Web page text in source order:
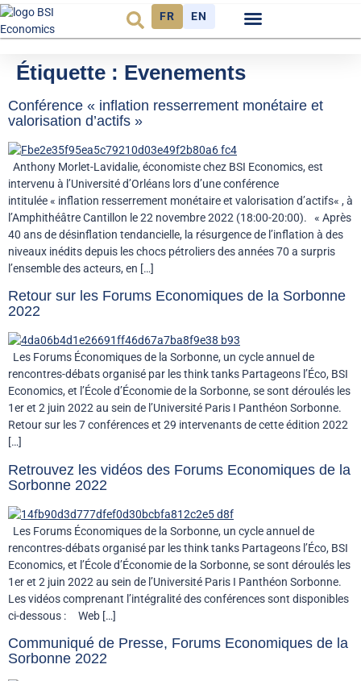
FR EN
Étiquette : Evenements
Conférence « inflation resserrement monétaire et
valorisation d’actifs »
Anthony Morlet-Lavidalie, économiste chez BSI Economics, est
intervenu à l’Université d’Orléans lors d’une conférence
intitulée « inflation resserrement monétaire et valorisation d’actifs« , à
l’Amphithéâtre Cantillon le 22 novembre 2022 (18:00-20:00). « Après
40 ans de désinflation tendancielle, la résurgence de l’inflation à des
niveaux inédits depuis les chocs pétroliers des années 70 a surpris
l’ensemble des acteurs, en […]
Retour sur les Forums Economiques de la Sorbonne
2022
Les Forums Économiques de la Sorbonne, un cycle annuel de
rencontres-débats organisé par les think tanks Partageons l’Éco, BSI
Economics, et l’École d’Économie de la Sorbonne, se sont déroulés les
1er et 2 juin 2022 au sein de l’Université Paris I Panthéon Sorbonne.
Retour sur les 7 conférences et 29 intervenants de cette édition 2022
[…]
Retrouvez les vidéos des Forums Economiques de la
Sorbonne 2022
Les Forums Économiques de la Sorbonne, un cycle annuel de
rencontres-débats organisé par les think tanks Partageons l’Éco, BSI
Economics, et l’École d’Économie de la Sorbonne, se sont déroulés les
1er et 2 juin 2022 au sein de l’Université Paris I Panthéon Sorbonne.
Les vidéos comprenant l’intégralité des conférences sont disponibles
ci-dessous : Web […]
Communiqué de Presse, Forums Economiques de la
Sorbonne 2022